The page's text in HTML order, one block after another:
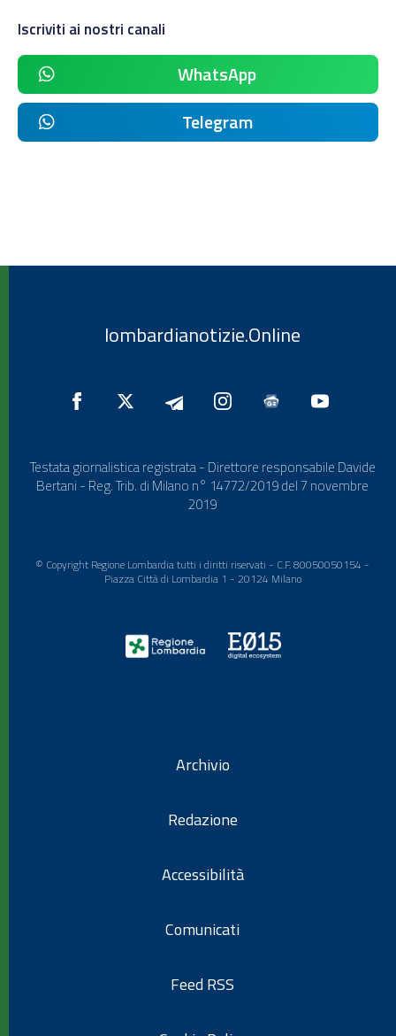
Iscriviti ai nostri canali
WhatsApp
Telegram
lombardianotizie.Online
Testata giornalistica registrata - Direttore responsabile Davide
Bertani - Reg. Trib. di Milano n° 14772/2019 del 7 novembre
2019
© Copyright Regione Lombardia tutti i diritti riservati - C.F. 80050050154 -
Piazza Città di Lombardia 1 - 20124 Milano
Archivio
Redazione
Accessibilità
Comunicati
Feed RSS